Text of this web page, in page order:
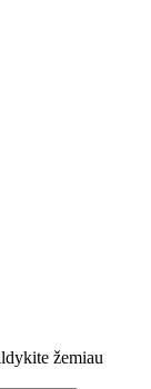
žemiau